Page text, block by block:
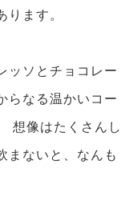
ります。
ッソとチョコレー
らなる温かいコー
想像はたくさんし
まないと、なんも